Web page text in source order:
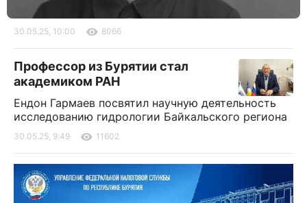
30.05.25, 10:00 8066
Профессор из Бурятии стал
академиком РАН
Ендон Гармаев посвятил научную деятельность
исследованию гидрологии Байкальского региона
30.05.25, 9:49 11602